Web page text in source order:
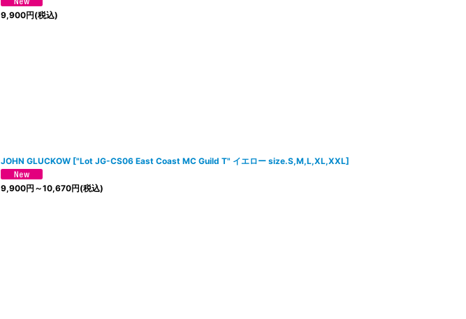
9,900円(税込)
JOHN GLUCKOW ["Lot JG-CS06 East Coast MC Guild T" イエロー size.S,M,L,XL,XXL]
9,900円 ～10,670円(税込)